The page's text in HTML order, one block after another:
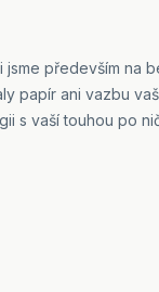
především na
papír ani vazbu
s vaší touhou po